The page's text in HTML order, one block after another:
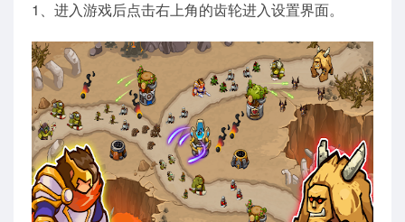
1、进入游戏后点击右上角的齿轮进入设置界面。